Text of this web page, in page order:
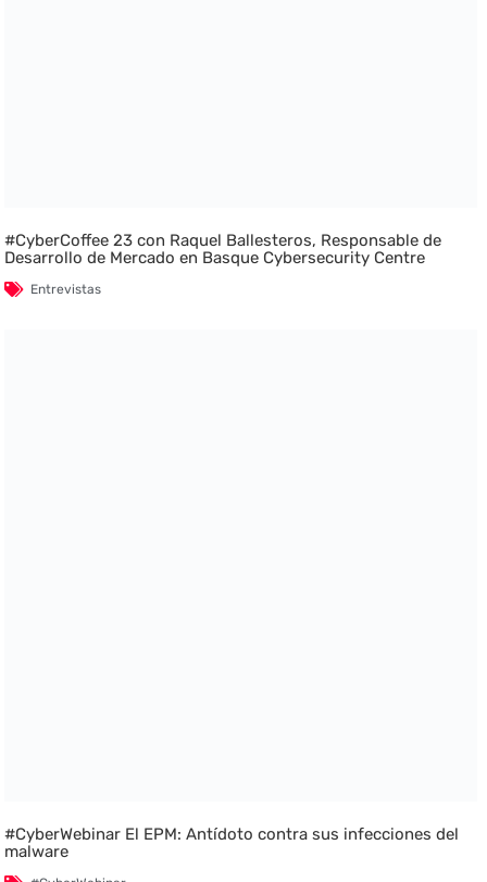
#CyberCoffee 23 con Raquel Ballesteros, Responsable de
Desarrollo de Mercado en Basque Cybersecurity Centre
Entrevistas
#CyberWebinar El EPM: Antídoto contra sus infecciones del
malware